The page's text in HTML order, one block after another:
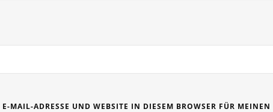
MAIL-ADRESSE UND WEBSITE IN DIESEM BROWSER FÜR MEINEN